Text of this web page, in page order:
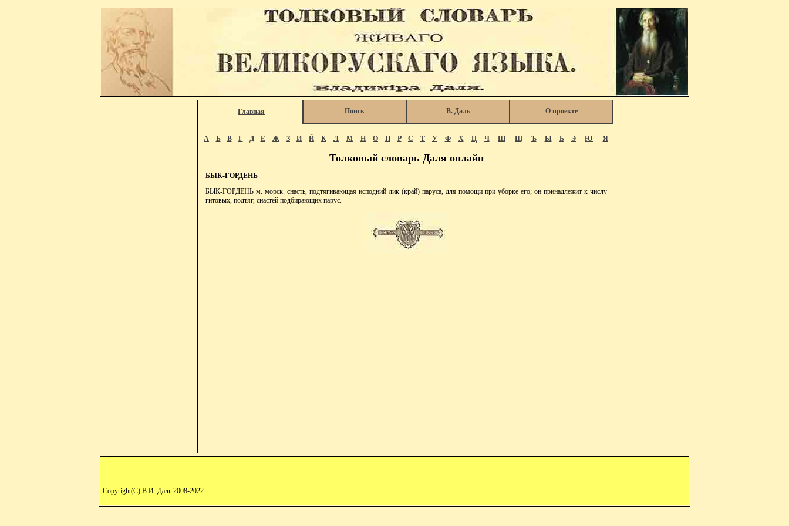
Главная Поиск В. Даль О проекте
А Б В Г Д Е Ж З И Й К Л М Н О П Р С Т У Ф Х Ц Ч Ш Щ Ъ Ы Ь Э Ю Я
Толковый словарь Даля онлайн
БЫК-ГОРДЕНЬ
БЫК-ГОРДЕНЬ м. морск. снасть, подтягивающая исподний лик (край) паруса, для помощи при уборке его; он принадлежит к числу
гитовых, подтяг, снастей подбирающих парус.
Copyright(C) В.И. Даль 2008-2022